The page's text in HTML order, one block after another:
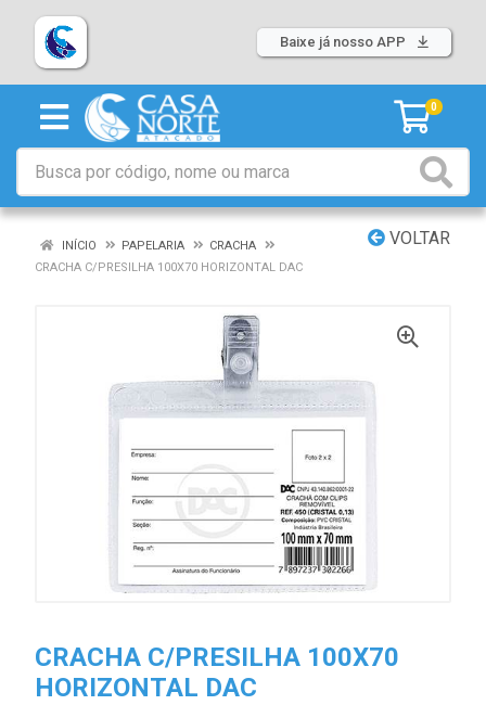
Baixe já nosso APP
0
VOLTAR
INÍCIO PAPELARIA
CRACHA
CRACHA C/PRESILHA 100X70 HORIZONTAL DAC
CRACHA C/PRESILHA 100X70
HORIZONTAL DAC